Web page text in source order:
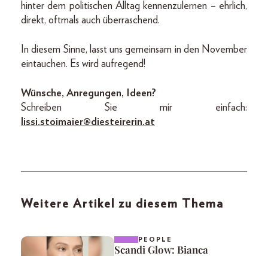
hinter dem politischen Alltag kennenzulernen – ehrlich,
direkt, oftmals auch überraschend.
In diesem Sinne, lasst uns gemeinsam in den November
eintauchen. Es wird aufregend!
Wünsche, Anregungen, Ideen?
Schreiben Sie mir einfach:
lissi.stoimaier@diesteirerin.at
Weitere Artikel zu diesem Thema
PEOPLE
Scandi Glow: Bianca